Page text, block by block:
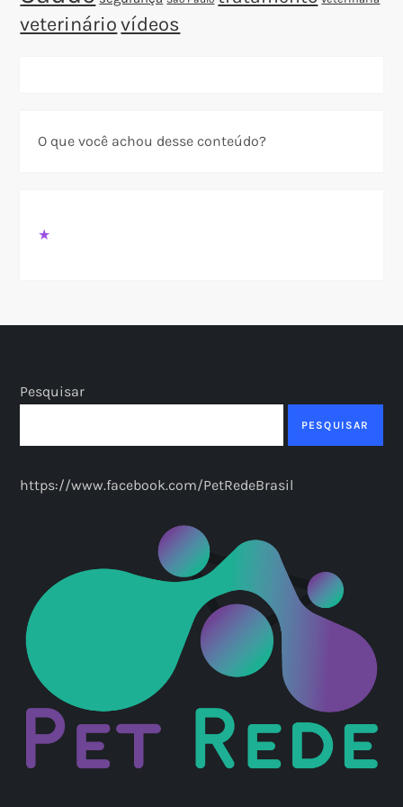
veterinário vídeos
O que você achou desse conteúdo?
★
Pesquisar
PESQUISAR
https://www.facebook.com/PetRedeBrasil